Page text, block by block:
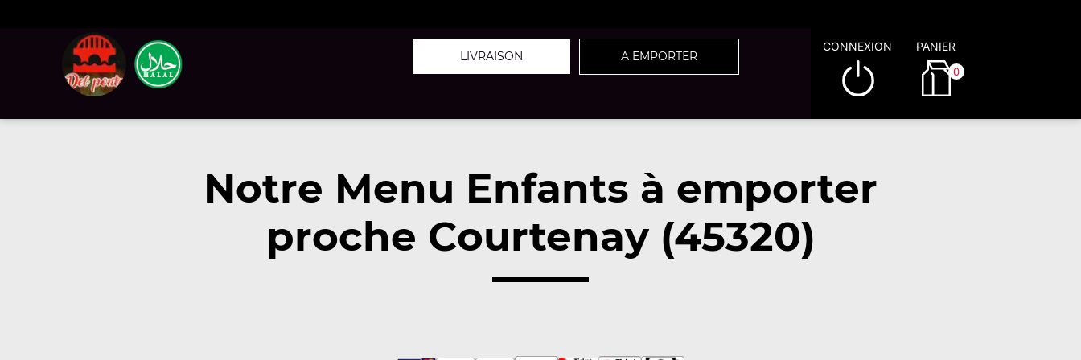
LIVRAISON A EMPORTER
CONNEXION PANIER
0
Notre Menu Enfants à emporter
proche Courtenay (45320)